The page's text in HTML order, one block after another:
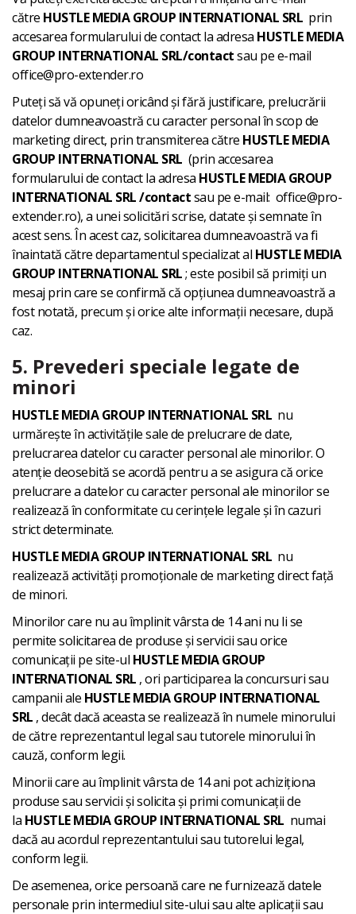
către HUSTLE MEDIA GROUP INTERNATIONAL SRL prin
accesarea formularului de contact la adresa HUSTLE MEDIA
GROUP INTERNATIONAL SRL/contactsau pe e-mail
office@pro-extender.ro
Puteți să vă opuneți oricând și fără justificare, prelucrării
datelor dumneavoastră cu caracter personal în scop de
marketing direct, prin transmiterea către HUSTLE MEDIA
GROUP INTERNATIONAL SRL (prin accesarea
formularului de contact la adresa HUSTLE MEDIA GROUP
INTERNATIONAL SRL /contactsau pe e-mail: office@pro-
extender.ro), a unei solicitări scrise, datate și semnate în
acest sens. În acest caz, solicitarea dumneavoastră va fi
înaintată către departamentul specializat al HUSTLE MEDIA
GROUP INTERNATIONAL SRL; este posibil să primiți un
mesaj prin care se confirmă că opțiunea dumneavoastră a
fost notată, precum și orice alte informații necesare, după
caz.
5. Prevederi speciale legate de
minori
HUSTLE MEDIA GROUP INTERNATIONAL SRL nu
urmărește în activitățile sale de prelucrare de date,
prelucrarea datelor cu caracter personal ale minorilor. O
atenție deosebită se acordă pentru a se asigura că orice
prelucrare a datelor cu caracter personal ale minorilor se
realizează în conformitate cu cerințele legale și în cazuri
strict determinate.
HUSTLE MEDIA GROUP INTERNATIONAL SRL nu
realizează activități promoționale de marketing direct față
de minori.
Minorilor care nu au împlinit vârsta de 14 ani nu li se
permite solicitarea de produse și servicii sau orice
comunicații pe site-ul HUSTLE MEDIA GROUP
INTERNATIONAL SRL , ori participarea la concursuri sau
campanii ale HUSTLE MEDIA GROUP INTERNATIONAL
SRL , decât dacă aceasta se realizează în numele minorului
de către reprezentantul legal sau tutorele minorului în
cauză, conform legii.
Minorii care au împlinit vârsta de 14 ani pot achiziționa
produse sau servicii și solicita și primi comunicații de
la HUSTLE MEDIA GROUP INTERNATIONAL SRL numai
dacă au acordul reprezentantului sau tutorelui legal,
conform legii.
De asemenea, orice persoană care ne furnizează datele
personale prin intermediul site-ului sau alte aplicații sau